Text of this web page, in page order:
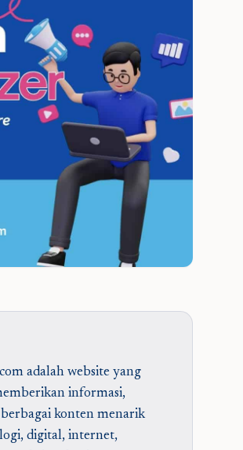
adalah website yang
informasi,
berbagai konten menarik
digital, internet,